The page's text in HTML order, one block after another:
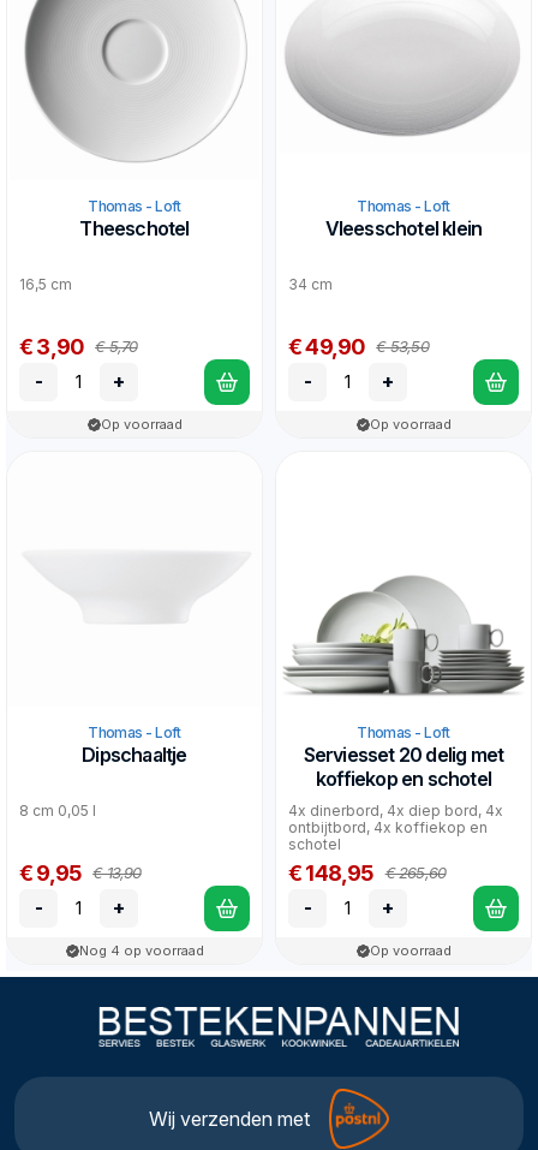
Thomas - Loft
Theeschotel
16,5 cm
€ 3,90 € 5,70
- +
Op voorraad
Thomas - Loft
Vleesschotel klein
34 cm
€ 49,90 € 53,50
- +
Op voorraad
Thomas - Loft
Dipschaaltje
8 cm 0,05 l
€ 9,95 € 13,90
- +
Nog 4 op voorraad
Thomas - Loft
Serviesset 20 delig met
koffiekop en schotel
4x dinerbord, 4x diep bord, 4x
ontbijtbord, 4x koffiekop en
schotel
€ 148,95 € 265,60
- +
Op voorraad
Wij verzenden met